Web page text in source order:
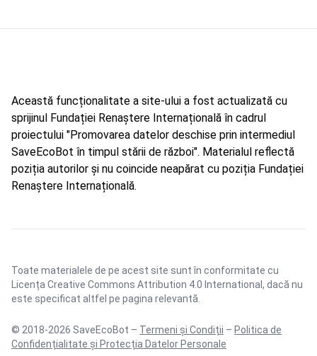
Această funcționalitate a site-ului a fost actualizată cu
sprijinul Fundației Renaștere Internațională în cadrul
proiectului "Promovarea datelor deschise prin intermediul
SaveEcoBot în timpul stării de război". Materialul reflectă
poziția autorilor și nu coincide neapărat cu poziția Fundației
Renaștere Internațională.
Toate materialele de pe acest site sunt în conformitate cu
Licența Creative Commons Attribution 4.0 International , dacă nu
este specificat altfel pe pagina relevantă.
© 2018-2026 SaveEcoBot – Termeni și Condiții – Politica de
Confidențialitate și Protecția Datelor Personale